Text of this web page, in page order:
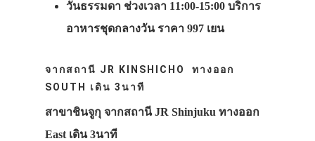
วันธรรมดา ช่วงเวลา 11:00-15:00 บริการ
อาหารชุดกลางวัน ราคา 997 เยน
จากสถานี JR KINSHICHO ทางออก
SOUTH เดิน 3นาที
สาขาชินจูกุ จากสถานี JR Shinjuku ทางออก
East เดิน 3นาที